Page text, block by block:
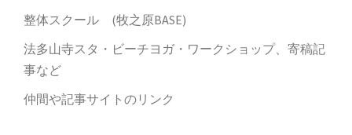
整体スクール (牧之原BASE)
法多山寺スタ・ビーチヨガ・ワークショップ、寄稿記
事など
仲間や記事サイトのリンク